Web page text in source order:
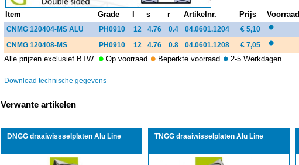
Item Grade s r Artikelnr. Prijs Voorraad
CNMG 120404-MS ALU PH0910 12 4.76 0.4 04.0601.1204
€ 5,10
CNMG 120408-MS
PH0910 12 4.76 0.8 04.0601.1208 € 7,05
Alle prijzen exclusief BTW. Op voorraad Beperkte voorraad 2-5 Werkdagen
Download technische gegevens
Verwante artikelen
DNGG draaiwissselplaten Alu Line TNGG draaiwisselplaten Alu Line